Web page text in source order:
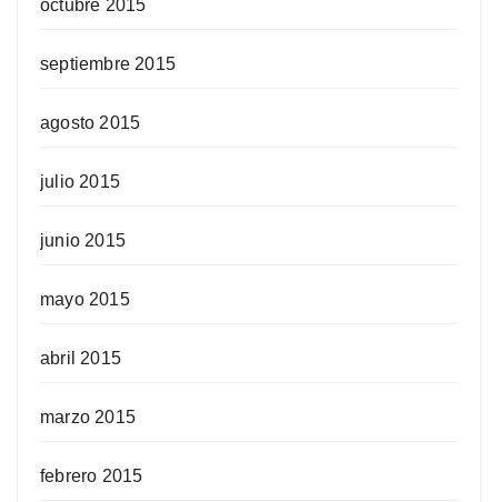
octubre 2015
septiembre 2015
agosto 2015
julio 2015
junio 2015
mayo 2015
abril 2015
marzo 2015
febrero 2015